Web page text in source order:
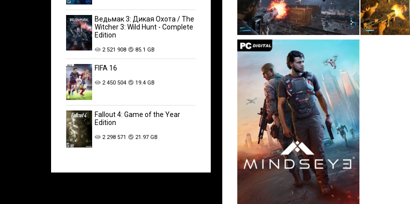
Ведьмак 3: Дикая Охота / The
Witcher 3: Wild Hunt - Complete
Edition
2 521 908 85.1 GB
FIFA 16
2 450 504 19.4 GB
Fallout 4: Game of the Year
Edition
2 298 571 21.97 GB